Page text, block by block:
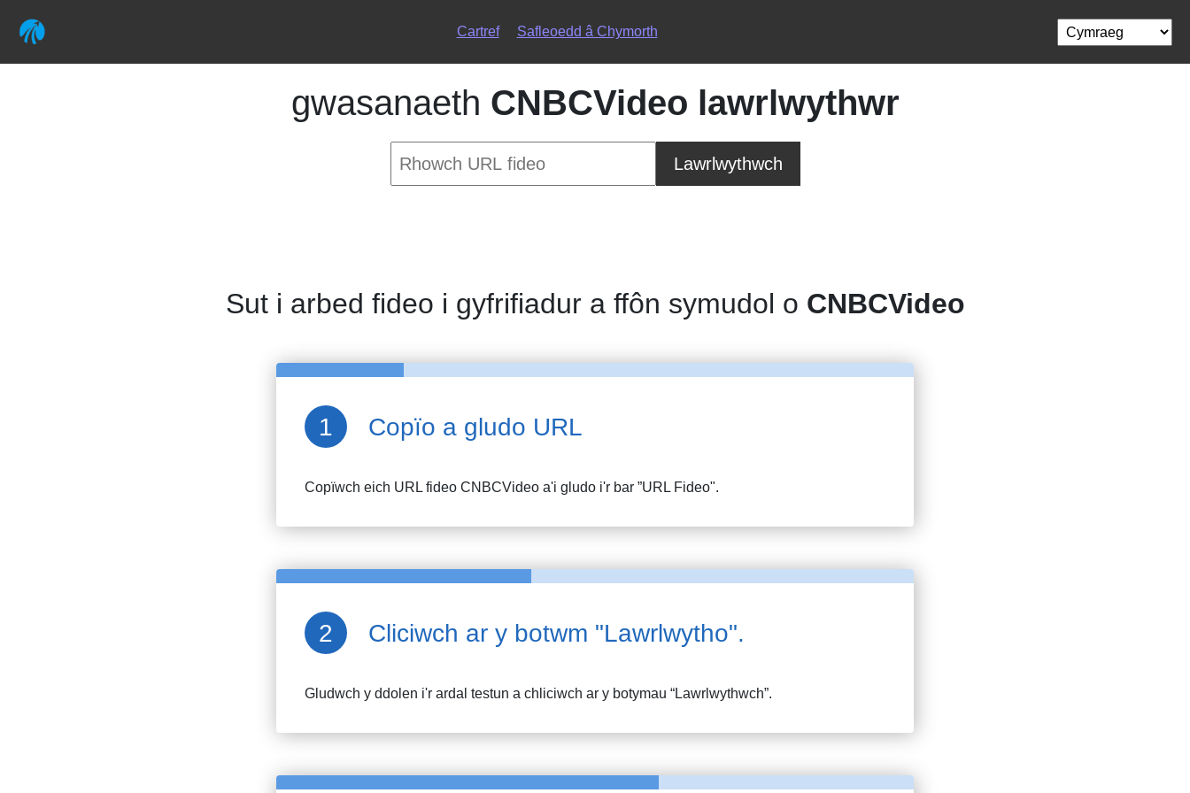
Cartref Safleoedd â Chymorth
gwasanaeth CNBCVideo lawrlwythwr
Lawrlwythwch
Sut i arbed fideo i gyfrifiadur a ffôn symudol o CNBCVideo
Copïo a gludo URL
Copïwch eich URL fideo CNBCVideo a'i gludo i'r bar ”URL Fideo".
Cliciwch ar y botwm "Lawrlwytho".
Gludwch y ddolen i'r ardal testun a chliciwch ar y botymau “Lawrlwythwch”.